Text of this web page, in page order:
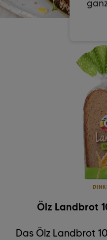
Ölz Landbrot
Das Ölz Landbrot